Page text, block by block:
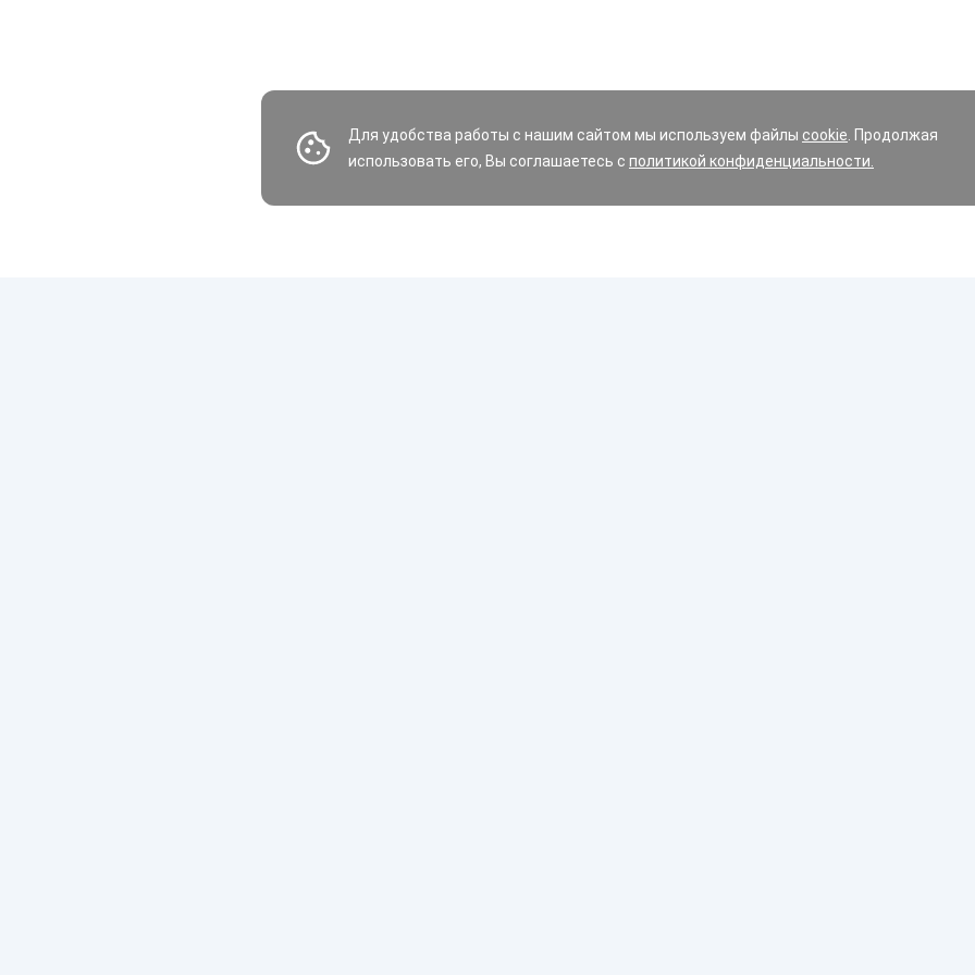
Для удобства работы с нашим сайтом мы используем файлы cookie . Продолжая
использовать его, Вы соглашаетесь с политикой конфиденциальности.